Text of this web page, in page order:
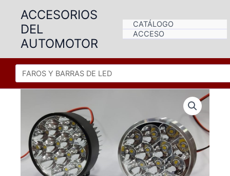
contenido
ACCESORIOS
DEL
AUTOMOTOR
CATÁLOGO
ACCESO